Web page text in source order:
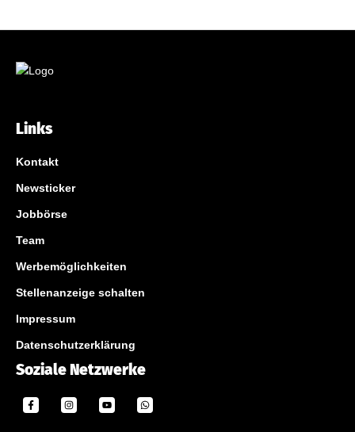
Links
Kontakt
Newsticker
Jobbörse
Team
Werbemöglichkeiten
Stellenanzeige schalten
Impressum
Datenschutzerklärung
Soziale Netzwerke